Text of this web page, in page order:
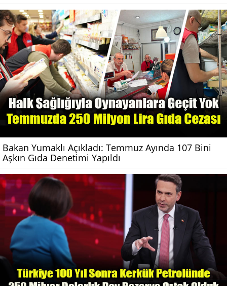
Bakan Yumaklı Açıkladı: Temmuz Ayında 107 Bini
Aşkın Gıda Denetimi Yapıldı